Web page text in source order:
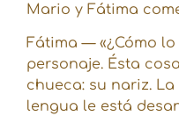
Mario y Fátima
Fátima — «¿Cómo
personaje. Ésta
chueca: su nariz.
lengua le está